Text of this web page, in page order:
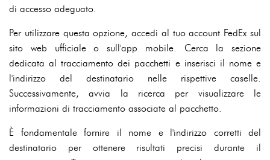
di accesso adeguato.
Per utilizzare questa opzione, accedi al tuo account FedEx sul
sito web ufficiale o sull'app mobile. Cerca la sezione
dedicata al tracciamento dei pacchetti e inserisci il nome e
l'indirizzo del destinatario nelle rispettive caselle.
Successivamente, avvia la ricerca per visualizzare le
informazioni di tracciamento associate al pacchetto.
È fondamentale fornire il nome e l'indirizzo corretti del
destinatario per ottenere risultati precisi durante il